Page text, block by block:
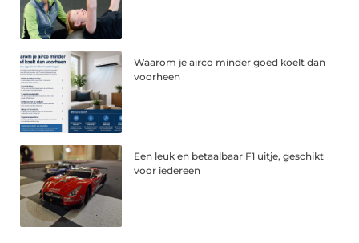
Waarom je airco minder goed koelt dan
voorheen
Een leuk en betaalbaar F1 uitje, geschikt
voor iedereen